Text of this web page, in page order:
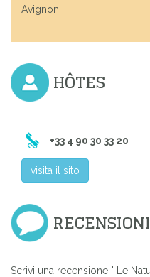
Avignon :
HÔTES
+33 4 90 30 33 20
visita il sito
RECENSIONI
Scrivi una recensione " Le